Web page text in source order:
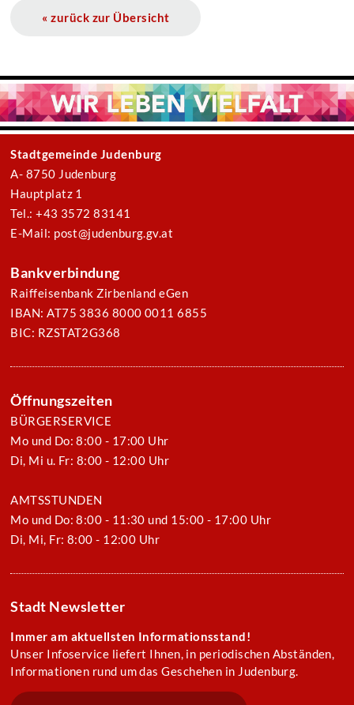
« zurück zur Übersicht
Stadtgemeinde Judenburg
A- 8750 Judenburg
Hauptplatz 1
Tel.: +43 3572 83141
E-Mail: post@judenburg.gv.at
Bankverbindung
Raiffeisenbank Zirbenland eGen
IBAN: AT75 3836 8000 0011 6855
BIC: RZSTAT2G368
Öffnungszeiten
BÜRGERSERVICE
Mo und Do: 8:00 - 17:00 Uhr
Di, Mi u. Fr: 8:00 - 12:00 Uhr
AMTSSTUNDEN
Mo und Do: 8:00 - 11:30 und 15:00 - 17:00 Uhr
Di, Mi, Fr: 8:00 - 12:00 Uhr
Stadt Newsletter
Immer am aktuellsten Informationsstand!
Unser Infoservice liefert Ihnen, in periodischen Abständen,
Informationen rund um das Geschehen in Judenburg.